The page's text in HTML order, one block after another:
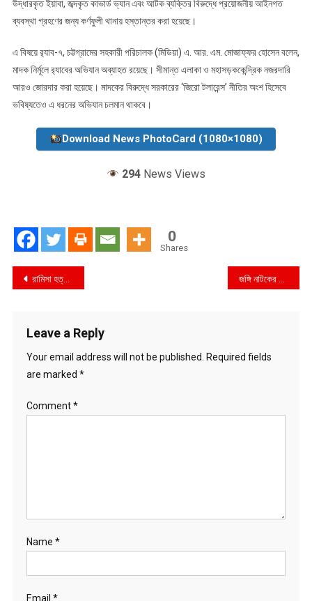
উদ্ধারকৃত ইয়াবা, জব্দকৃত কাভার্ড ভ্যান এবং আটক ব্যক্তির বিরুদ্ধে প্রয়োজনীয় আইনগত
ব্যবস্থা গ্রহণের জন্য কর্ণফুলী থানায় হস্তান্তর করা হয়েছে।
এ বিষয়ে র‌্যাব-৭, চট্টগ্রামের সহকারী পরিচালক (মিডিয়া) এ. আর. এম. মোজাফ্ফর হোসেন বলেন,
মাদক নির্মূলে র‌্যাবের অভিযান অব্যাহত রয়েছে। সীমান্ত এলাকা ও মহাসড়ককেন্দ্রিক নজরদারি
আরও জোরদার করা হয়েছে। মাদকের বিরুদ্ধে সরকারের ‘জিরো টলারেন্স’ নীতির অংশ হিসেবে
ভবিষ্যতেও এ ধরনের অভিযান চলমান থাকবে।
Download News PhotoCard (1080×1080)
294 News Views
0
Shares
Post
রামিসা হত্যার প্রতিবাদে দুর্গাপুরে বিক্ষোভ
Leave a Reply
Your email address will not be published.
Required fields
are marked *
Comment*
Name *
Email *